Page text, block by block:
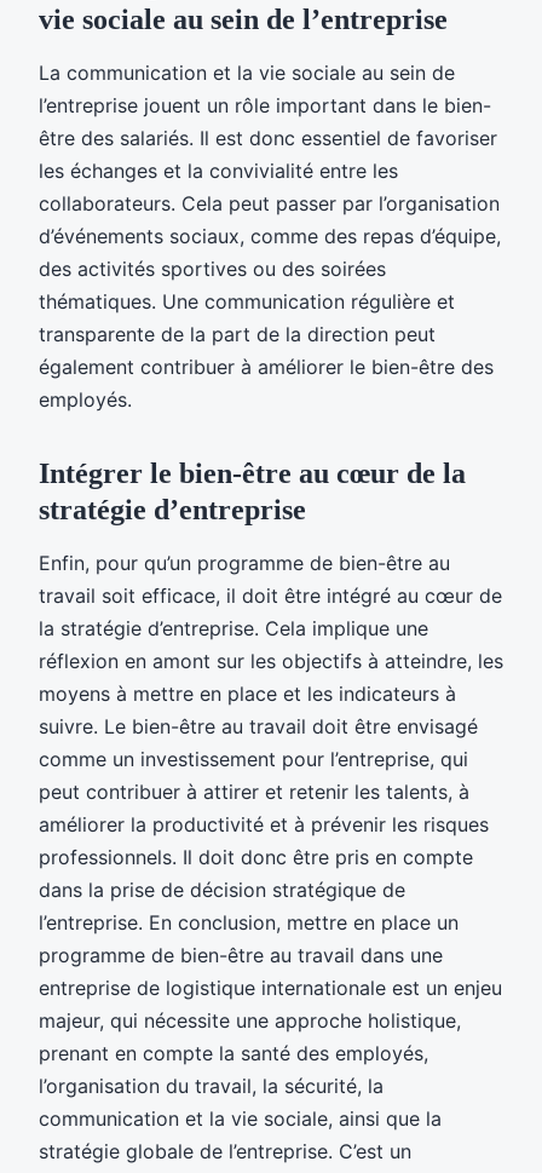
vie sociale au sein de l’entreprise
La communication et la vie sociale au sein de
l’entreprise jouent un rôle important dans le bien-
être des salariés. Il est donc essentiel de favoriser
les échanges et la convivialité entre les
collaborateurs. Cela peut passer par l’organisation
d’événements sociaux, comme des repas d’équipe,
des activités sportives ou des soirées
thématiques. Une communication régulière et
transparente de la part de la direction peut
également contribuer à améliorer le bien-être des
employés.
Intégrer le bien-être au cœur de la
stratégie d’entreprise
Enfin, pour qu’un programme de bien-être au
travail soit efficace, il doit être intégré au cœur de
la stratégie d’entreprise. Cela implique une
réflexion en amont sur les objectifs à atteindre, les
moyens à mettre en place et les indicateurs à
suivre. Le bien-être au travail doit être envisagé
comme un investissement pour l’entreprise, qui
peut contribuer à attirer et retenir les talents, à
améliorer la productivité et à prévenir les risques
professionnels. Il doit donc être pris en compte
dans la prise de décision stratégique de
l’entreprise. En conclusion, mettre en place un
programme de bien-être au travail dans une
entreprise de logistique internationale est un enjeu
majeur, qui nécessite une approche holistique,
prenant en compte la santé des employés,
l’organisation du travail, la sécurité, la
communication et la vie sociale, ainsi que la
stratégie globale de l’entreprise. C’est un